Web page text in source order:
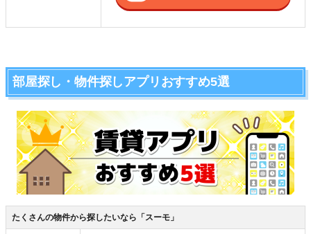
部屋探し・物件探しアプリおすすめ5選
たくさんの物件から探したいなら「スーモ」